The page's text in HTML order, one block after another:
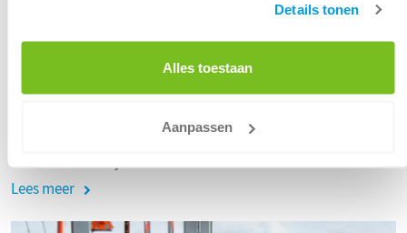
Details tonen
Alles toestaan
Aanpassen
Binnenkort is er een onderhoudsstop bij ATM Moerdijk. Het
optimaliseren van onze dienstverlening heeft continu de
Lees meer